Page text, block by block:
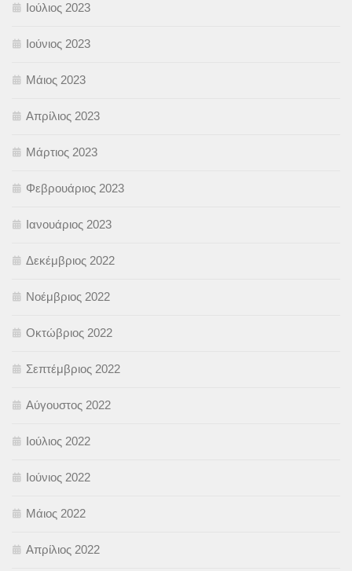
Ιούλιος 2023
Ιούνιος 2023
Μάιος 2023
Απρίλιος 2023
Μάρτιος 2023
Φεβρουάριος 2023
Ιανουάριος 2023
Δεκέμβριος 2022
Νοέμβριος 2022
Οκτώβριος 2022
Σεπτέμβριος 2022
Αύγουστος 2022
Ιούλιος 2022
Ιούνιος 2022
Μάιος 2022
Απρίλιος 2022